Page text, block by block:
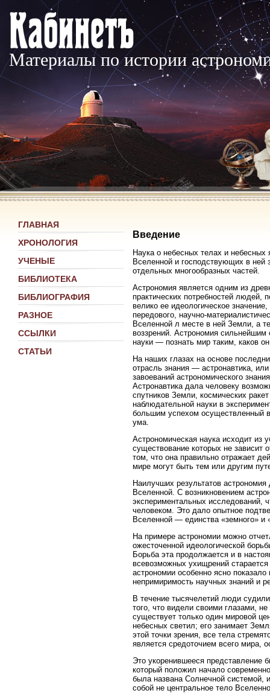
Материалы по истории
ГЛАВНАЯ
ХРОНОЛОГИЯ
УЧЕНЫЕ
БИБЛИОТЕКА
БИБЛИОГРАФИЯ
РАЗНОЕ
ССЫЛКИ
СТАТЬИ
Введение
Наука о небесных телах и
Вселенной и господствующих в ней
отдельных многообразных частей.
Астрономия является одним из
практических потребностей людей,
велико ее идеологическое
передового, научно-
Вселенной л месте в ней Земли, а
воззрений. Астрономия сильнейшим
науки — познать мир таким, каков
На наших глазах на основе
отрасль знания — астронавтика,
завоеваний астрономического
Астронавтика дала человеку
спутников Земли, космических
наблюдательной науки в
большим успехом осуществленный
ума.
Астрономическая наука исходит
существование которых не зависит
том, что она правильно отражает
мире могут быть тем или другим
Наилучших результатов
Вселенной. С возникновением
экспериментальных исследований,
человеком. Это дало опытное
Вселенной — единства «земного» и
На примере астрономии можно
ожесточенной идеологической
Борьба эта продолжается и в
всевозможных ухищрений
астрономии особенно ясно
непримиримость научных знаний и
В течение тысячелетий люди
того, что видели своими глазами,
существует только один мировой
небесных светил; его занимает
этой точки зрения, все тела
является средоточием всего
Это укоренившееся представление
который положил начало
была названа Солнечной системой,
собой не центральное тело